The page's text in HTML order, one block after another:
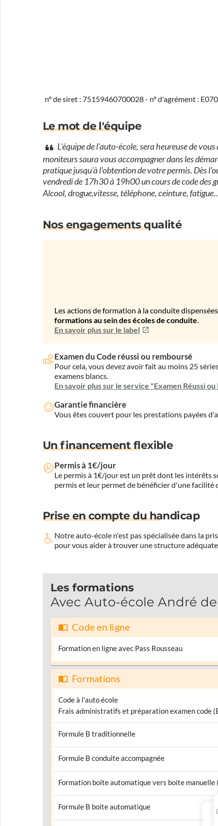
n° de siret : 75159460700028 - n° d'agrément :
Le mot de l'équipe
L'équipe de l'auto-école, sera heureuse de
moniteurs saura vous accompagner dans les
pratique jusqu'à l'obtention de votre permis. Dès
vendredi de 17h30 à 19h00 un cours de code des
Alcool, drogue,vitesse, téléphone, ceinture,
Nos engagements qualité
Les actions de formation à la conduite
formations au sein des écoles de conduite.
En savoir plus sur le label
Examen du Code réussi ou remboursé
Pour cela, vous devez avoir fait au moins 25
examens blancs.
En savoir plus sur le service "Examen Réussi
Garantie financière
Vous êtes couvert pour les prestations payées
Un financement flexible
Permis à 1€/jour
Le permis à 1€/jour est un prêt dont les intérêts
permis et leur permet de bénéficier d'une facilité
Prise en compte du handicap
Notre auto-école n'est pas spécialisée dans la
pour vous aider à trouver une structure
Les formations
Avec Auto-école André
Code en ligne
Formation en ligne avec Pass Rousseau
Formations
Code à l'auto école
Frais administratifs et préparation examen code
Formule B traditionnelle
Formule B conduite accompagnée
Formation boite automatique vers boite manuelle
Formule B boite automatique